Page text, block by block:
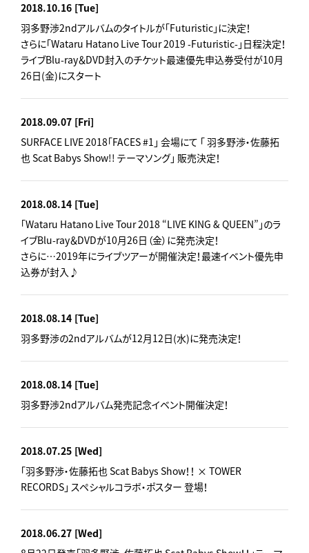
2018.10.16 [Tue]
羽多野渉2ndアルバムのタイトルが「Futuristic」に決定！
さらに「Wataru Hatano Live Tour 2019 -Futuristic-」日程決定！
ライブBlu-ray＆DVD封入のチケット最速優先申込券受付が10月
26日(金)にスタート
2018.09.07 [Fri]
SURFACE LIVE 2018「FACES #1」 会場にて 「 羽多野渉・佐藤拓
也 Scat Babys Show!! テーマソング」 販売決定！
2018.08.14 [Tue]
「Wataru Hatano Live Tour 2018 “LIVE KING & QUEEN”」のラ
イブBlu-ray＆DVDが10月26日（金）に発売決定！
さらに…2019年にライブツアーが開催決定！最速イベント優先申
込券が封入♪
2018.08.14 [Tue]
羽多野渉の2ndアルバムが12月12日(水)に発売決定！
2018.08.14 [Tue]
羽多野渉2ndアルバム発売記念イベント開催決定！
2018.07.25 [Wed]
「羽多野渉・佐藤拓也 Scat Babys Show！！ × TOWER
RECORDS」 スペシャルコラボ・ポスター 登場！
2018.06.27 [Wed]